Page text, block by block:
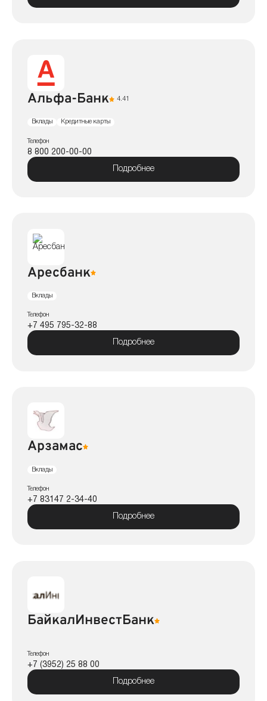
Альфа-Банк 4.41
Вклады Кредитные карты
Телефон
8 800 200-00-00
Подробнее
Аресбанк
Вклады
Телефон
+7 495 795-32-88
Подробнее
Арзамас
Вклады
Телефон
+7 83147 2-34-40
Подробнее
БайкалИнвестБанк
Телефон
+7 (3952) 25 88 00
Подробнее